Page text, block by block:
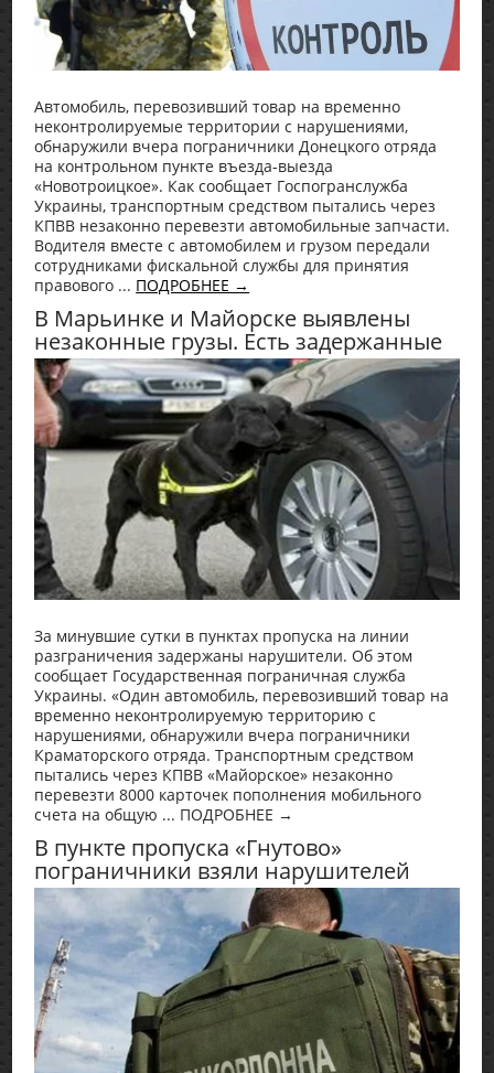
Автомобиль, перевозивший товар на временно
неконтролируемые территории с нарушениями,
обнаружили вчера пограничники Донецкого отряда
на контрольном пункте въезда-выезда
«Новотроицкое». Как сообщает Госпогранслужба
Украины, транспортным средством пытались через
КПВВ незаконно перевезти автомобильные запчасти.
Водителя вместе с автомобилем и грузом передали
сотрудниками фискальной службы для принятия
правового ... ПОДРОБНЕЕ →
В Марьинке и Майорске выявлены
незаконные грузы. Есть задержанные
За минувшие сутки в пунктах пропуска на линии
разграничения задержаны нарушители. Об этом
сообщает Государственная пограничная служба
Украины. «Один автомобиль, перевозивший товар на
временно неконтролируемую территорию с
нарушениями, обнаружили вчера пограничники
Краматорского отряда. Транспортным средством
пытались через КПВВ «Майорское» незаконно
перевезти 8000 карточек пополнения мобильного
счета на общую ... ПОДРОБНЕЕ →
В пункте пропуска «Гнутово»
пограничники взяли нарушителей